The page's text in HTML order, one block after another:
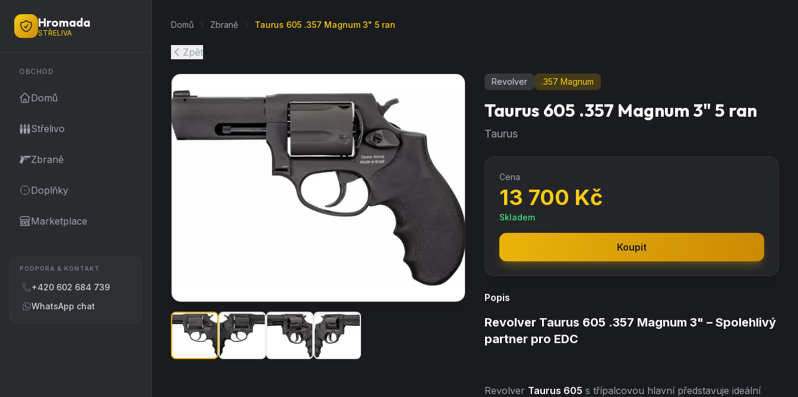
Hromada
STŘELIVA
OBCHOD
Domů
Střelivo
Zbraně
Doplňky
Marketplace
PODPORA & KONTAKT
+420 602 684 739
WhatsApp chat
Domů Zbraně Taurus 605 .357 Magnum 3" 5 ran
Zpět
Revolver .357 Magnum
Taurus 605 .357 Magnum 3" 5 ran
Taurus
Cena
13 700 Kč
Skladem
Koupit
Popis
Revolver Taurus 605 .357 Magnum 3" – Spolehlivý
partner pro EDC
Revolver Taurus 605 s třípalcovou hlavní představuje ideální